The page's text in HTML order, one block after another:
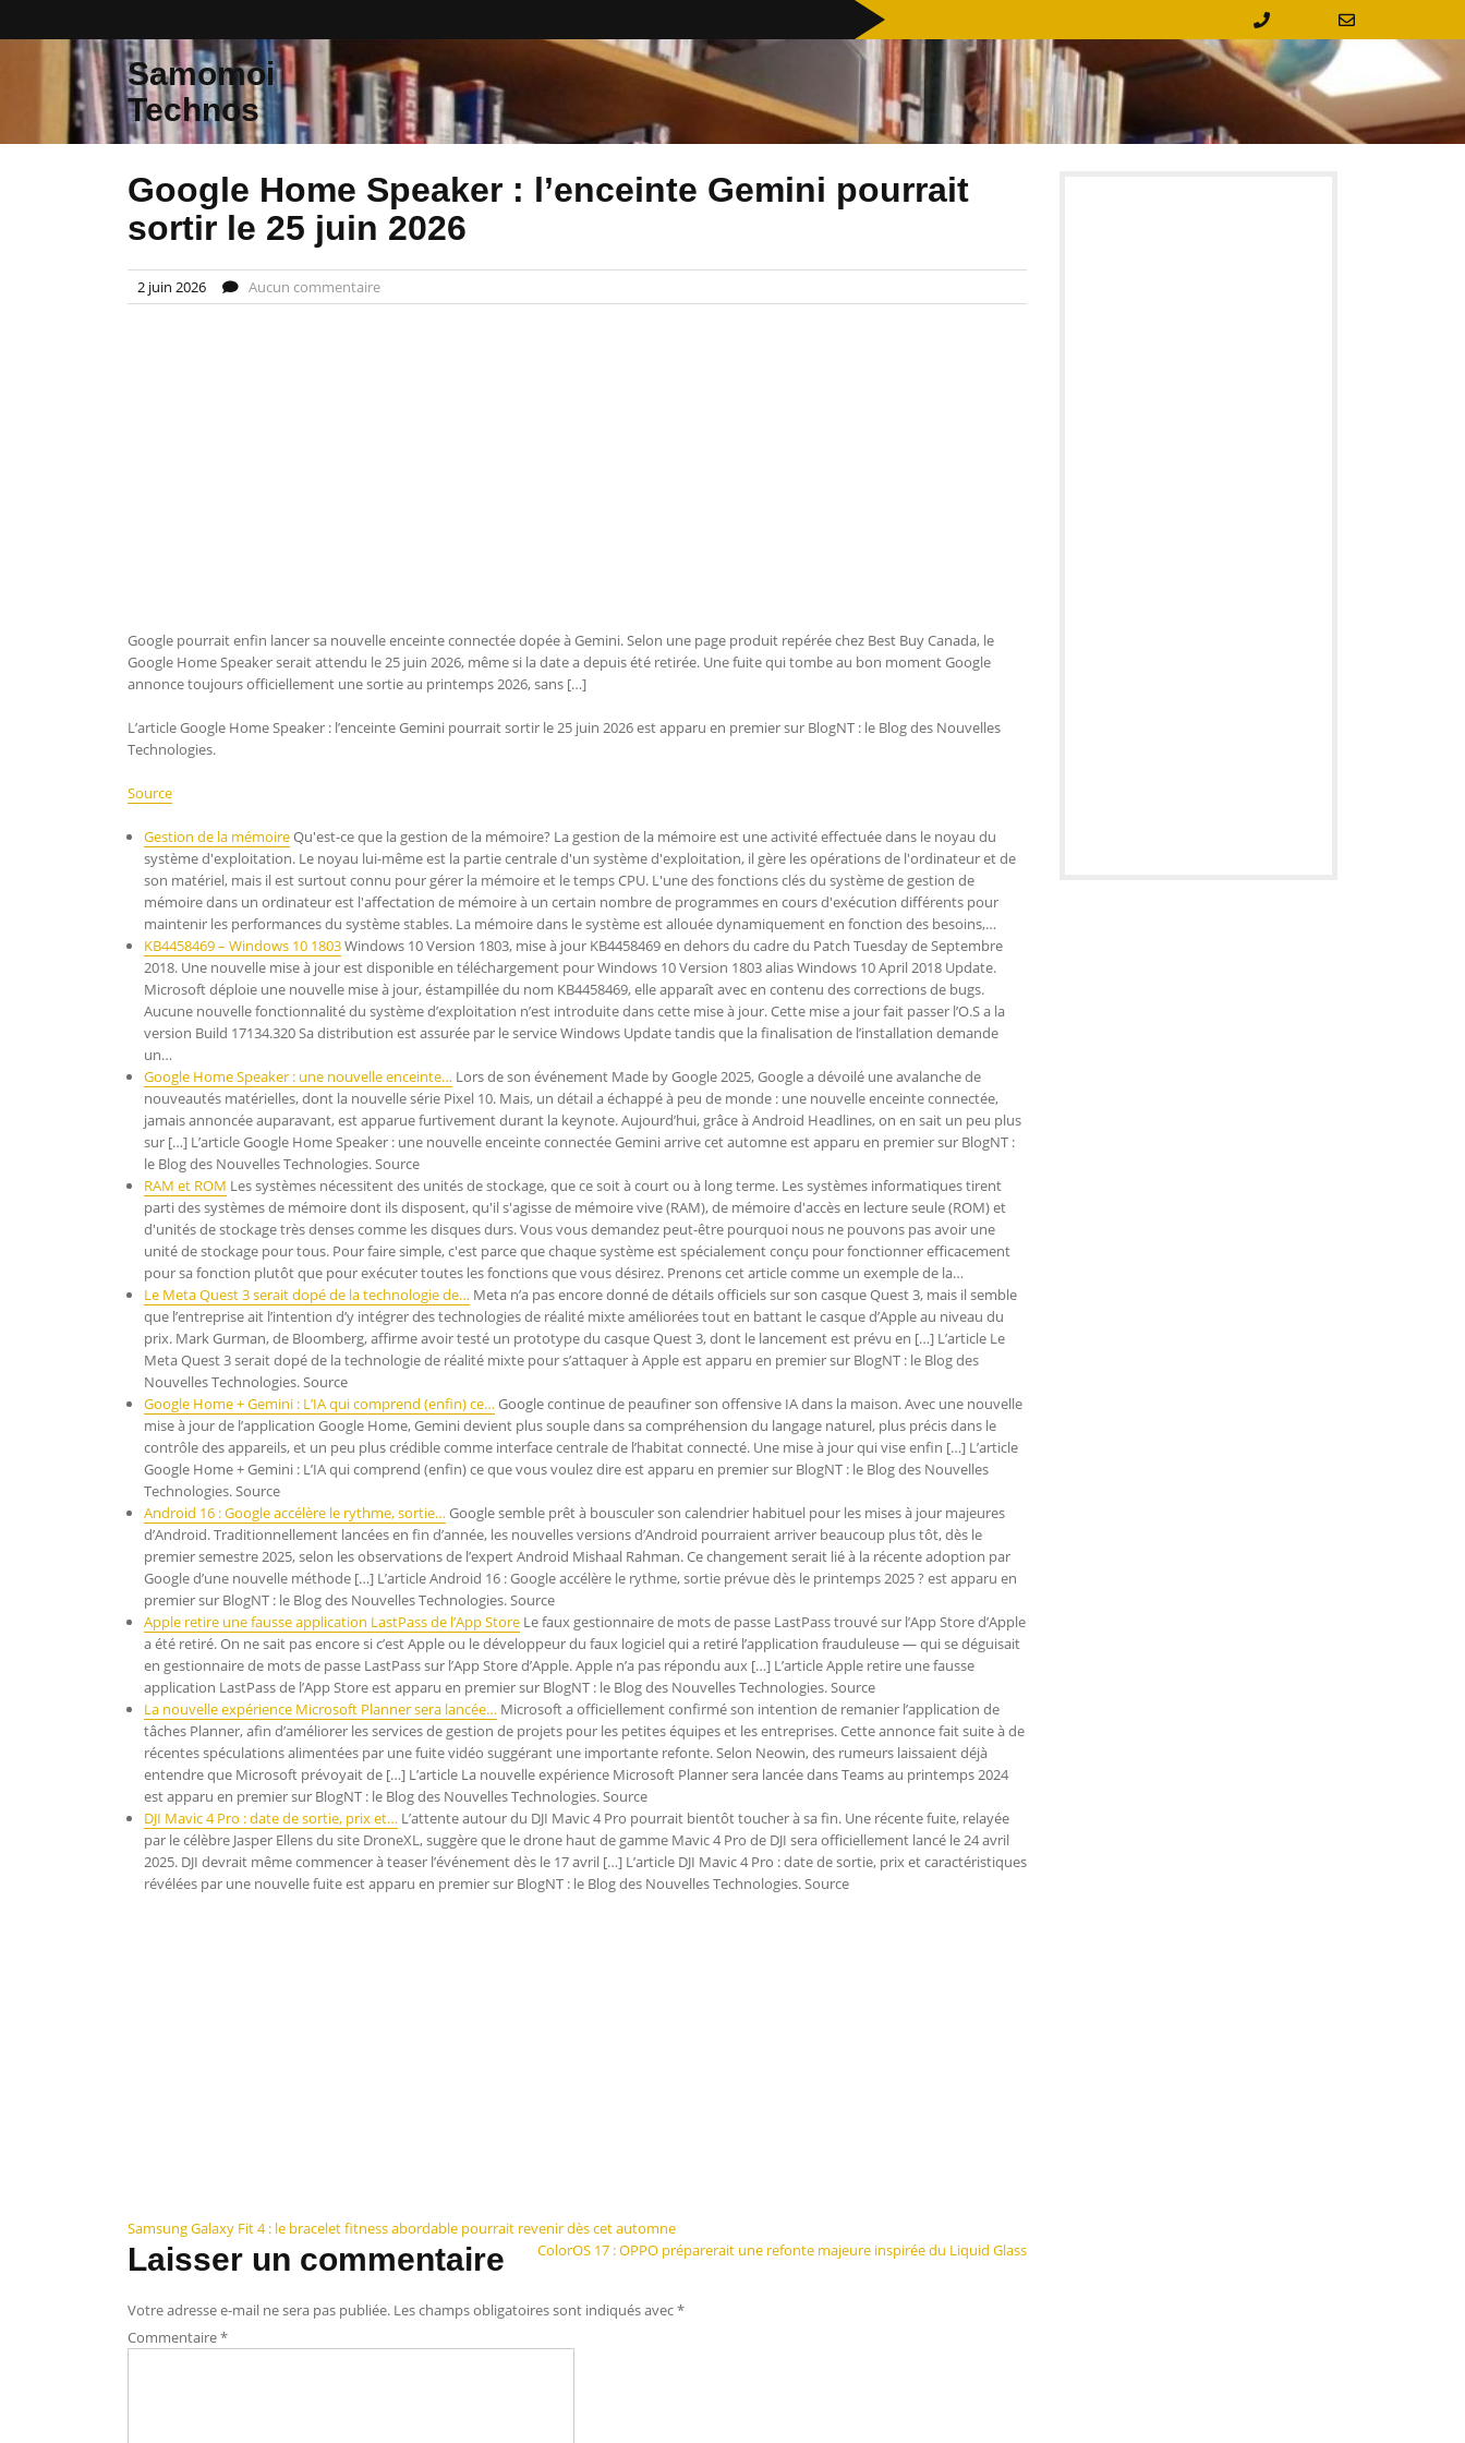
Samomoi
Technos
Google Home Speaker : l’enceinte Gemini pourrait
sortir le 25 juin 2026
2 juin 2026 Aucun commentaire
Google pourrait enfin lancer sa nouvelle enceinte connectée dopée à Gemini. Selon une page produit repérée chez Best Buy Canada, le
Google Home Speaker serait attendu le 25 juin 2026, même si la date a depuis été retirée. Une fuite qui tombe au bon moment Google
annonce toujours officiellement une sortie au printemps 2026, sans […]
L’article Google Home Speaker : l’enceinte Gemini pourrait sortir le 25 juin 2026 est apparu en premier sur BlogNT : le Blog des Nouvelles
Technologies.
Source
Gestion de la mémoireQu'est-ce que la gestion de la mémoire? La gestion de la mémoire est une activité effectuée dans le noyau du
système d'exploitation. Le noyau lui-même est la partie centrale d'un système d'exploitation, il gère les opérations de l'ordinateur et de
son matériel, mais il est surtout connu pour gérer la mémoire et le temps CPU. L'une des fonctions clés du système de gestion de
mémoire dans un ordinateur est l'affectation de mémoire à un certain nombre de programmes en cours d'exécution différents pour
maintenir les performances du système stables. La mémoire dans le système est allouée dynamiquement en fonction des besoins,…
KB4458469 – Windows 10 1803Windows 10 Version 1803, mise à jour KB4458469 en dehors du cadre du Patch Tuesday de Septembre
2018. Une nouvelle mise à jour est disponible en téléchargement pour Windows 10 Version 1803 alias Windows 10 April 2018 Update.
Microsoft déploie une nouvelle mise à jour, éstampillée du nom KB4458469, elle apparaît avec en contenu des corrections de bugs.
Aucune nouvelle fonctionnalité du système d’exploitation n’est introduite dans cette mise à jour. Cette mise a jour fait passer l’O.S a la
version Build 17134.320 Sa distribution est assurée par le service Windows Update tandis que la finalisation de l’installation demande
un…
Google Home Speaker : une nouvelle enceinte… Lors de son événement Made by Google 2025, Google a dévoilé une avalanche de
nouveautés matérielles, dont la nouvelle série Pixel 10. Mais, un détail a échappé à peu de monde : une nouvelle enceinte connectée,
jamais annoncée auparavant, est apparue furtivement durant la keynote. Aujourd’hui, grâce à Android Headlines, on en sait un peu plus
sur […] L’article Google Home Speaker : une nouvelle enceinte connectée Gemini arrive cet automne est apparu en premier sur BlogNT :
le Blog des Nouvelles Technologies. Source
RAM et ROM Les systèmes nécessitent des unités de stockage, que ce soit à court ou à long terme. Les systèmes informatiques tirent
parti des systèmes de mémoire dont ils disposent, qu'il s'agisse de mémoire vive (RAM), de mémoire d'accès en lecture seule (ROM) et
d'unités de stockage très denses comme les disques durs. Vous vous demandez peut-être pourquoi nous ne pouvons pas avoir une
unité de stockage pour tous. Pour faire simple, c'est parce que chaque système est spécialement conçu pour fonctionner efficacement
pour sa fonction plutôt que pour exécuter toutes les fonctions que vous désirez. Prenons cet article comme un exemple de la…
Le Meta Quest 3 serait dopé de la technologie de… Meta n’a pas encore donné de détails officiels sur son casque Quest 3, mais il semble
que l’entreprise ait l’intention d’y intégrer des technologies de réalité mixte améliorées tout en battant le casque d’Apple au niveau du
prix. Mark Gurman, de Bloomberg, affirme avoir testé un prototype du casque Quest 3, dont le lancement est prévu en […] L’article Le
Meta Quest 3 serait dopé de la technologie de réalité mixte pour s’attaquer à Apple est apparu en premier sur BlogNT : le Blog des
Nouvelles Technologies. Source
Google Home + Gemini : L’IA qui comprend (enfin) ce…Google continue de peaufiner son offensive IA dans la maison. Avec une nouvelle
mise à jour de l’application Google Home, Gemini devient plus souple dans sa compréhension du langage naturel, plus précis dans le
contrôle des appareils, et un peu plus crédible comme interface centrale de l’habitat connecté. Une mise à jour qui vise enfin […] L’article
Google Home + Gemini : L’IA qui comprend (enfin) ce que vous voulez dire est apparu en premier sur BlogNT : le Blog des Nouvelles
Technologies. Source
Android 16 : Google accélère le rythme, sortie…Google semble prêt à bousculer son calendrier habituel pour les mises à jour majeures
d’Android. Traditionnellement lancées en fin d’année, les nouvelles versions d’Android pourraient arriver beaucoup plus tôt, dès le
premier semestre 2025, selon les observations de l’expert Android Mishaal Rahman. Ce changement serait lié à la récente adoption par
Google d’une nouvelle méthode […] L’article Android 16 : Google accélère le rythme, sortie prévue dès le printemps 2025 ? est apparu en
premier sur BlogNT : le Blog des Nouvelles Technologies. Source
Apple retire une fausse application LastPass de l’App Store Le faux gestionnaire de mots de passe LastPass trouvé sur l’App Store d’Apple
a été retiré. On ne sait pas encore si c’est Apple ou le développeur du faux logiciel qui a retiré l’application frauduleuse — qui se déguisait
en gestionnaire de mots de passe LastPass sur l’App Store d’Apple. Apple n’a pas répondu aux […] L’article Apple retire une fausse
application LastPass de l’App Store est apparu en premier sur BlogNT : le Blog des Nouvelles Technologies. Source
La nouvelle expérience Microsoft Planner sera lancée… Microsoft a officiellement confirmé son intention de remanier l’application de
tâches Planner, afin d’améliorer les services de gestion de projets pour les petites équipes et les entreprises. Cette annonce fait suite à de
récentes spéculations alimentées par une fuite vidéo suggérant une importante refonte. Selon Neowin, des rumeurs laissaient déjà
entendre que Microsoft prévoyait de […] L’article La nouvelle expérience Microsoft Planner sera lancée dans Teams au printemps 2024
est apparu en premier sur BlogNT : le Blog des Nouvelles Technologies. Source
DJI Mavic 4 Pro : date de sortie, prix et… L’attente autour du DJI Mavic 4 Pro pourrait bientôt toucher à sa fin. Une récente fuite, relayée
par le célèbre Jasper Ellens du site DroneXL, suggère que le drone haut de gamme Mavic 4 Pro de DJI sera officiellement lancé le 24 avril
2025. DJI devrait même commencer à teaser l’événement dès le 17 avril […] L’article DJI Mavic 4 Pro : date de sortie, prix et caractéristiques
révélées par une nouvelle fuite est apparu en premier sur BlogNT : le Blog des Nouvelles Technologies. Source
Navigation
de
l’article
Samsung Galaxy Fit 4 : le bracelet fitness abordable pourrait revenir dès cet automne
ColorOS 17 : OPPO préparerait une refonte majeure inspirée du Liquid Glass
Laisser un commentaire
Votre adresse e-mail ne sera pas publiée. Les champs obligatoires sont indiqués avec*
Commentaire*